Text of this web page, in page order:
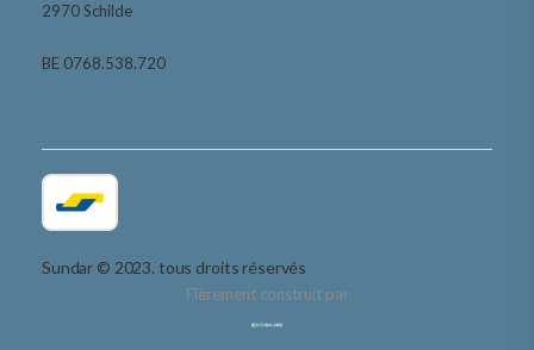
2970 Schilde
BE 0768.538.720
Sundar © 2023. tous droits réservés
Fièrement construit par